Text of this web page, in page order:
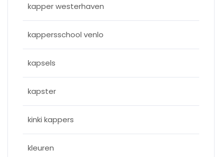
kapper westerhaven
kappersschool venlo
kapsels
kapster
kinki kappers
kleuren